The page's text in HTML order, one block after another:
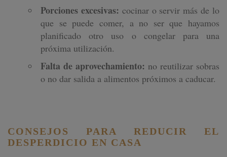
Porciones excesivas: cocinar o servir más de lo
que se puede comer, a no ser que hayamos
planificado otro uso o congelar para una
próxima utilización.
Falta de aprovechamiento: no reutilizar sobras
o no dar salida a alimentos próximos a caducar.
CONSEJOS PARA REDUCIR EL
DESPERDICIO EN CASA